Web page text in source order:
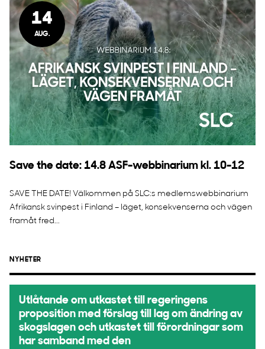
14
AUG.
Save the date: 14.8 ASF-webbinarium kl. 10-12
SAVE THE DATE! Välkommen på SLC:s medlemswebbinarium
Afrikansk svinpest i Finland – läget, konsekvenserna och vägen
framåt fred...
NYHETER
Utlåtande om utkastet till regeringens
proposition med förslag till lag om ändring av
skogslagen och utkastet till förordningar som
har samband med den